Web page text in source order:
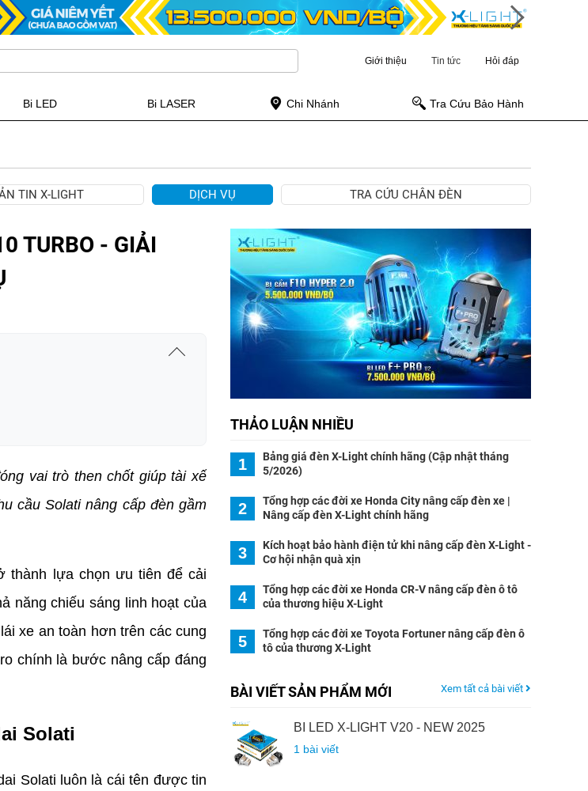
Giới thiệu Tin tức Hỏi đáp
Bi LED Bi LASER Chi Nhánh Tra Cứu Bảo Hành
TIN X-LIGHT DỊCH VỤ TRA CỨU CHÂN ĐÈN
TURBO - GIẢI
vai trò then chốt giúp tài xế
cầu Solati nâng cấp đèn gầm
thành lựa chọn ưu tiên để cải
năng chiếu sáng linh hoạt của
xe an toàn hơn trên các cung
chính là bước nâng cấp đáng
Solati
Solati luôn là cái tên được tin
THẢO LUẬN NHIỀU
1
Bảng giá đèn X-Light chính hãng (Cập nhật tháng
5/2026)
2
Tổng hợp các đời xe Honda City nâng cấp đèn xe |
Nâng cấp đèn X-Light chính hãng
3
Kích hoạt bảo hành điện tử khi nâng cấp đèn X-Light -
Cơ hội nhận quà xịn
4
Tổng hợp các đời xe Honda CR-V nâng cấp đèn ô tô
của thương hiệu X-Light
5
Tổng hợp các đời xe Toyota Fortuner nâng cấp đèn ô
tô của thương X-Light
BÀI VIẾT SẢN PHẨM MỚI Xem tất cả bài viết
BI LED X-LIGHT V20 - NEW 2025
1 bài viết